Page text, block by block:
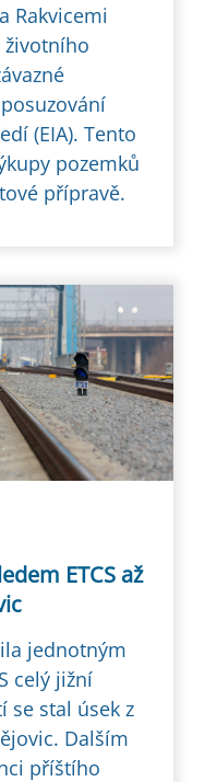
Rakvicemi
životního
(EIA). Tento
pozemků
přípravě.
ETCS až
jednotným
celý jižní
se stal úsek z
Dalším
příštího